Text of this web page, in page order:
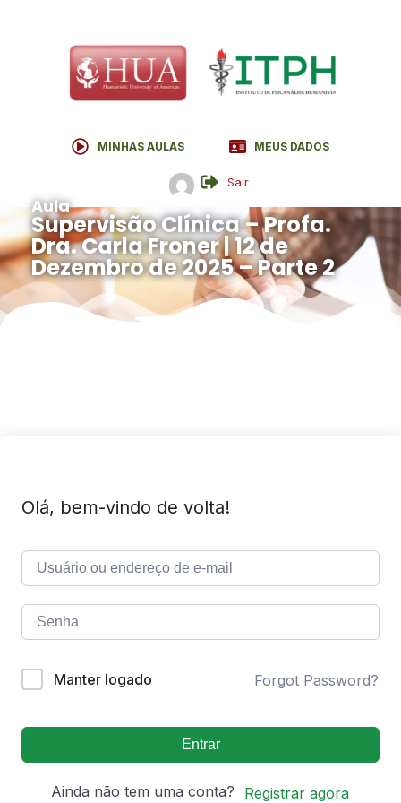
MINHAS AULAS MEUS DADOS
Sair
Aula
Supervisão Clínica – Profa.
Dra. Carla Froner | 12 de
Dezembro de 2025 – Parte 2
Olá, bem-vindo de volta!
Manter logado Forgot Password?
Entrar
Ainda não tem uma conta? Registrar agora